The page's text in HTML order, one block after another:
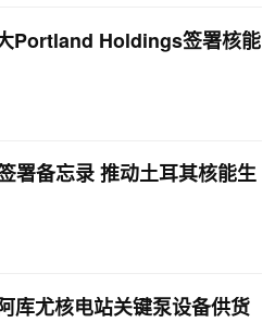
Portland Holdings签署核能
署备忘录 推动土耳其核能生
库尤核电站关键泵设备供货